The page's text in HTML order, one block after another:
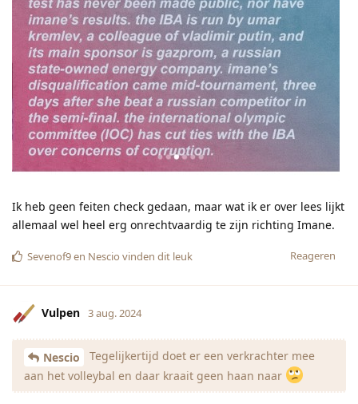
Ik heb geen feiten check gedaan, maar wat ik er over lees lijkt
allemaal wel heel erg onrechtvaardig te zijn richting Imane.
Reageren
Sevenof9en Nescio vinden dit leuk
Vulpen 3 aug. 2024
Nescio
Tegelijkertijd doet er een verkrachter mee
aan het volleybal en daar kraait geen haan naar